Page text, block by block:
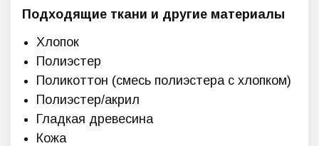
Подходящие ткани и другие материалы
Хлопок
Полиэстер
Поликоттон (смесь полиэстера с хлопком)
Полиэстер/акрил
Гладкая древесина
Кожа